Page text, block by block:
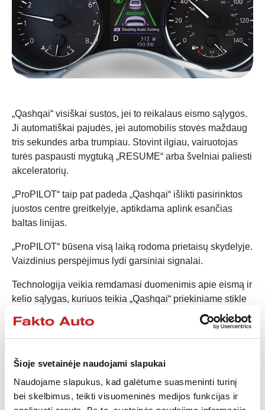
Šioje svetainėje naudojami slapukai
Naudojame slapukus, kad galėtume suasmeninti turinį
bei skelbimus, teikti visuomeninės medijos funkcijas ir
„Qashqai“ visiškai sustos, jei to reikalaus eismo sąlygos.
Ji automatiškai pajudės, jei automobilis stovės maždaug
tris sekundes arba trumpiau. Stovint ilgiau, vairuotojas
turės paspausti mygtuką „RESUME“ arba švelniai paliesti
akceleratorių.
„ProPILOT“ taip pat padeda „Qashqai“ išlikti pasirinktos
juostos centre greitkelyje, aptikdama aplink esančias
baltas linijas.
„ProPILOT“ būsena visą laiką rodoma prietaisų skydelyje.
Vaizdinius perspėjimus lydi garsiniai signalai.
Technologija veikia remdamasi duomenimis apie eismą ir
kelio sąlygas, kuriuos teikia „Qashqai“ priekiniame stikle
sumontuota kamera ir radaras, esantis priekinėse
grotelėse už „Nissan“ ženklelio.
pažangaus mobilumo programos technologija. Ji aiškiai
parodo mūsų įsipareigojimą vairuotojams kurti daugiau
pasitikėjimo teikiančią, labiau jaudinančią ir labiau
susietą ateitį.“